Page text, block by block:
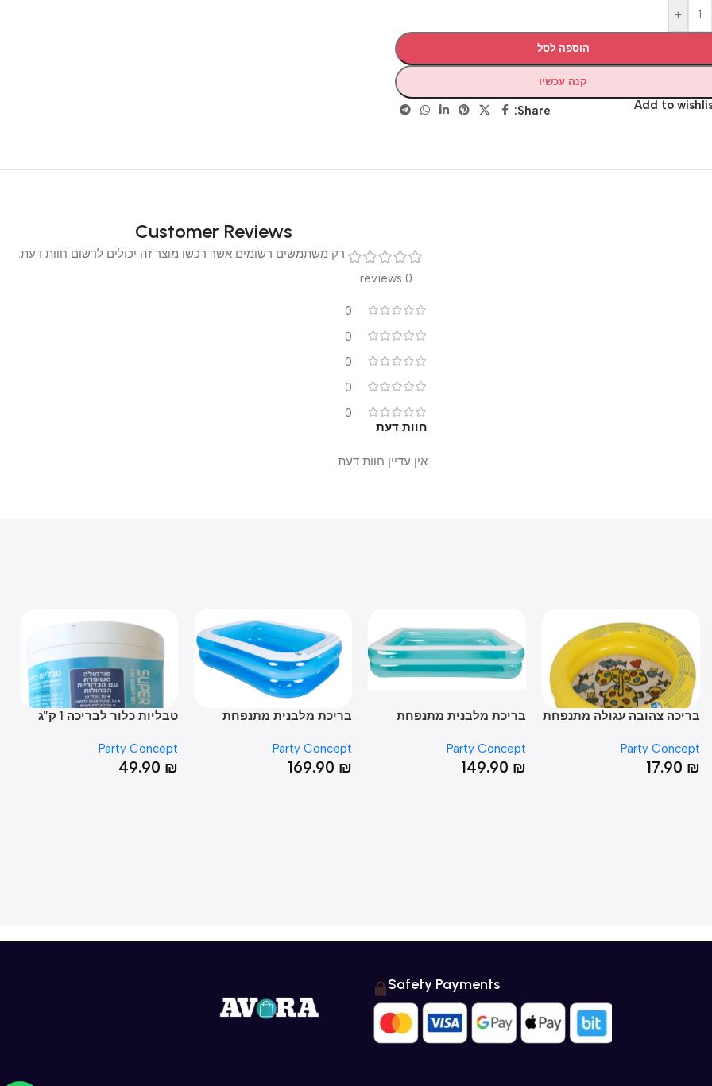
+
הוספה לסל
קנה עכשיו
Add to
Share:
Customer Reviews
0
0
0
0
0
חוות דעת
אין עדיין חוות דעת.
רק משתמשים רשומים אשר רכשו מוצר זה יכולים לרשום חוות דעת.
צהובה עגולה מתנפחת
Party
17.90
בריכת מלבנית מתנפחת
Party Concept
149.90
בריכת מלבנית מתנפחת
Party Concept
169.90
טבליות כלור לבריכה 1 ק”ג
Party Concept
49.90
Safety Payments